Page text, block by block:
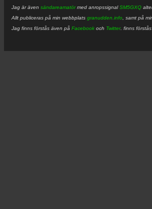
Jag är även sändareamatörmed anropssignalSM5GXQ
Allt publiceras på min webbplats granudden.info , samt på
Jag finns förstås även på Facebook och Twitter. finns